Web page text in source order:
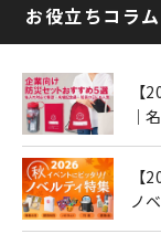
お役立ちコラム
【
｜
【
ノ